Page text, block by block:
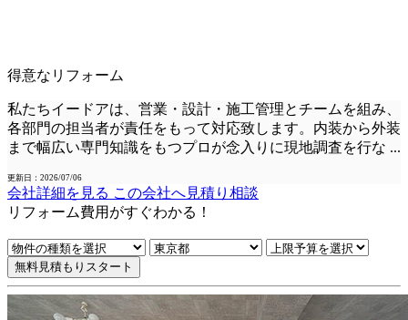
得意なリフォーム
私たちイードアは、営業・設計・施工管理とチームを組み、
各部門の担当者が責任をもって対応致します。内装から外装
まで幅広い専門知識をもつプロが念入りに現地調査を行な ...
更新日：2026/07/06
会社詳細を見る この会社へ見積り相談
リフォーム費用 がすぐわかる！
無料見積もりスタート